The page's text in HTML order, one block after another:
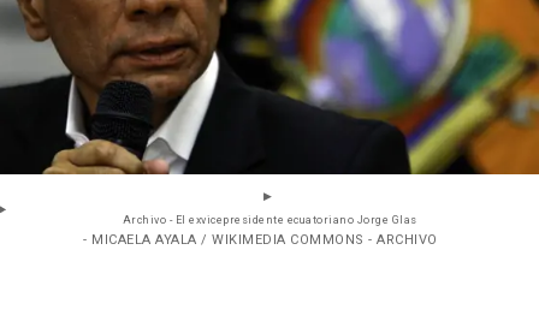
Archivo - El exvicepresidente ecuatoriano Jorge Glas
- MICAELA AYALA / WIKIMEDIA COMMONS - ARCHIVO